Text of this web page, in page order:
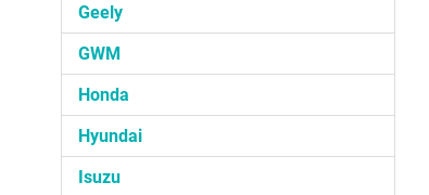
Geely
GWM
Honda
Hyundai
Isuzu